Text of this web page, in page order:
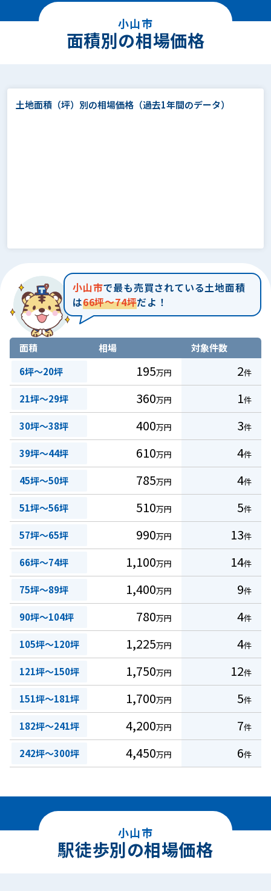
小山市
面積別の相場価格
土地面積（坪）別の相場価格 （過去1年間のデータ）
小山市で最も売買されている土地面積
は66坪～74坪だよ！
面積 相場
対象件数
6坪～20坪
195万円 2件
21坪～29坪 360万円 1件
30坪～38坪 400万円 3件
39坪～44坪 610万円 4件
45坪～50坪 785万円 4件
51坪～56坪 510万円 5件
57坪～65坪 990万円 13件
66坪～74坪 1,100万円 14件
75坪～89坪 1,400万円 9件
90坪～104坪 780万円 4件
105坪～120坪 1,225万円 4件
121坪～150坪 1,750万円 12件
151坪～181坪 1,700万円 5件
182坪～241坪 4,200万円 7件
242坪～300坪 4,450万円 6件
小山市
駅徒歩別の相場価格